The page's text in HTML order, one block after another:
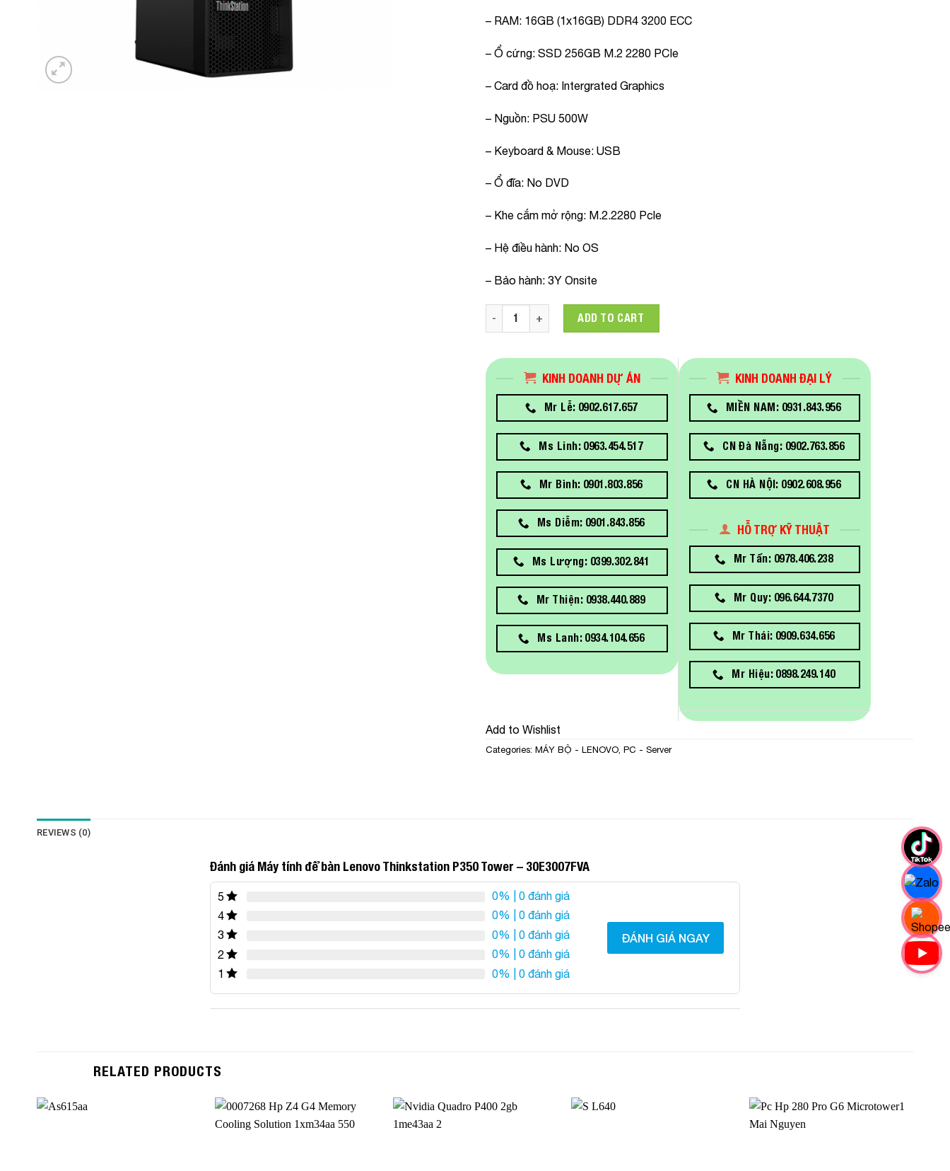
– RAM: 16GB (1x16GB) DDR4 3200 ECC
– Ổ cứng: SSD 256GB M.2 2280 PCIe
– Card đồ hoạ: Intergrated Graphics
– Nguồn: PSU 500W
– Keyboard & Mouse: USB
– Ổ đĩa: No DVD
– Khe cắm mở rộng: M.2.2280 Pcle
– Hệ điều hành: No OS
– Bảo hành: 3Y Onsite
Máy tính để bàn Lenovo Thinkstation P350 Tower - 30E3007FVA quantity
ADD TO CART
KINH DOANH DỰ ÁN
Mr Lễ: 0902.617.657
Ms Linh: 0963.454.517
Mr Bình: 0901.803.856
Ms Diễm: 0901.843.856
Ms Lượng: 0399.302.841
Mr Thiện: 0938.440.889
Ms Lanh: 0934.104.656
KINH DOANH ĐẠI LÝ
MIỀN NAM: 0931.843.956
CN Đà Nẵng: 0902.763.856
CN HÀ NỘI: 0902.608.956
HỖ TRỢ KỸ THUẬT
Mr Tấn: 0978.406.238
Mr Quy: 096.644.7370
Mr Thái: 0909.634.656
Mr Hiệu: 0898.249.140
Add to Wishlist
Categories: MÁY BỘ - LENOVO PC - Server
REVIEWS (0)
Đánh giá Máy tính để bàn Lenovo Thinkstation P350 Tower – 30E3007FVA
5 0% | 0 đánh giá
4
0% | 0 đánh giá
3
0% | 0 đánh giá
2
0% | 0 đánh giá
1
0% | 0 đánh giá
ĐÁNH GIÁ NGAY
RELATED PRODUCTS